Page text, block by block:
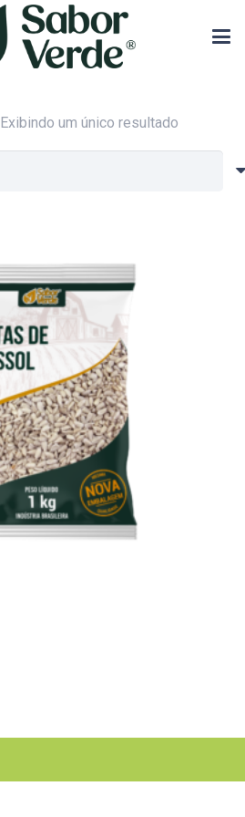
Exibindo um único resultado